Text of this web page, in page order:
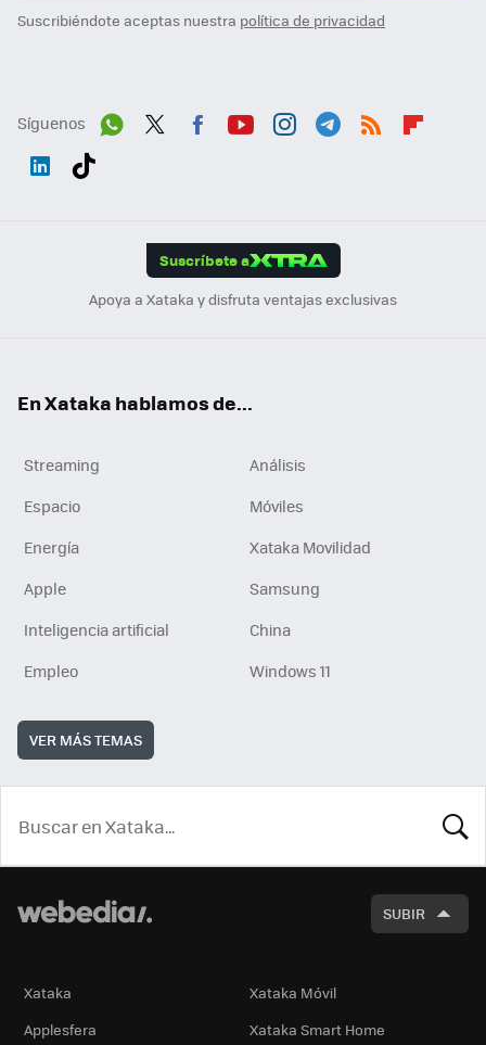
Suscribiéndote aceptas nuestra política de privacidad
Síguenos
Suscríbete a
Apoya a Xataka y disfruta ventajas exclusivas
En Xataka hablamos de...
Streaming
Análisis
Espacio
Móviles
Energía
Xataka Movilidad
Apple
Samsung
Inteligencia artificial
China
Empleo
Windows 11
VER MÁS TEMAS
SUBIR
Xataka
Xataka Móvil
Applesfera
Xataka Smart Home